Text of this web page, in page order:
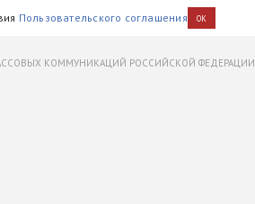
Пользовательского соглашения OK
КОММУНИКАЦИЙ РОССИЙСКОЙ ФЕДЕРАЦИИ